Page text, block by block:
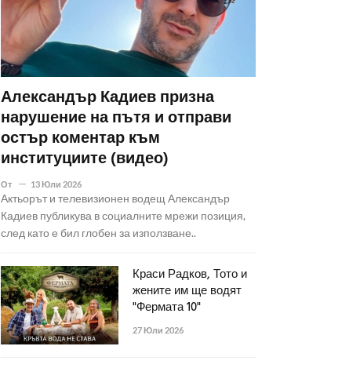
Александър Кадиев призна
нарушение на пътя и отправи
остър коментар към
институциите (видео)
От 13 Юли 2026
Актьорът и телевизионен водещ Александър
Кадиев публикува в социалните мрежи позиция,
след като е бил глобен за използване..
Краси Радков, Тото и
жените им ще водят
"Фермата 10"
27 Юли 2026